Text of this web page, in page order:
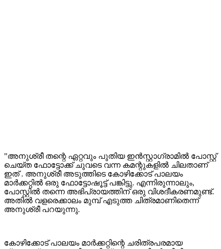
”അനുശ്രീ തന്റെ ഏറ്റവും പുതിയ ഇൻസ്റ്റാഗ്രാമില്‍ പോസ്റ്റ്
ചെയ്ത ഫോട്ടോക്ക് ചുവടെ വന്ന കമന്റുകളില്‍ ചിലതാണ്
ഇത് . അനുശ്രീ അടുത്തിടെ കോഴിക്കോട് പാലയം
മാർക്കറ്റിൽ ഒരു ഫോട്ടോഷൂട്ട് പങ്കിട്ടു. എന്നിരുന്നാലും,
പോസ്റ്റിൽ തന്നെ അഭിപ്രായത്തിന് ഒരു വിശദീകരണമുണ്ട്.
അതിൽ വളരെക്കാലം മുമ്പ് എടുത്ത ചിത്രമാണിതെന്ന്
അനുശ്രീ പറയുന്നു.
കോഴിക്കോട് പാലയം മാർക്കറ്റിന്റെ ചരിത്രപരമായ